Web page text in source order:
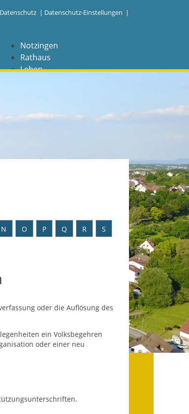
Datenschutz | Datenschutz-Einstellungen |
Notzingen
Rathaus
Leben
NAVIGATION
Datenschutz
Geschichte und
Gegenwart
Was die Alten noch
wussten!
N O P Q R
S
oder die Auflösung des
ein Volksbegehren
oder einer neu